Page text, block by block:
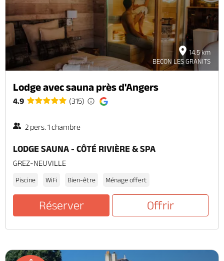
14.5 km
BECON LES GRANITS
Lodge avec sauna près d'Angers
4.9 (315)
2 pers. 1 chambre
LODGE SAUNA - CÔTÉ RIVIÈRE & SPA
GREZ-NEUVILLE
Piscine WiFi Bien-être Ménage offert
Réserver Offrir